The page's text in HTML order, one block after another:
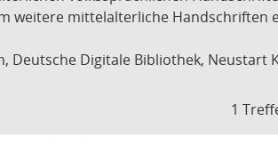
weitere mittelalterliche Handschriften
Deutsche Digitale Bibliothek, Neustart
1